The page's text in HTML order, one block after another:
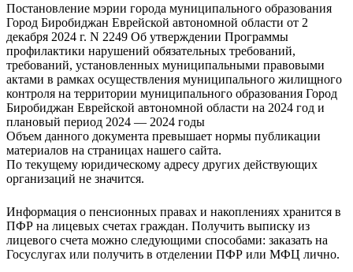
Постановление мэрии города муниципального образования
Город Биробиджан Еврейской автономной области от 2
декабря 2024 г. N 2249 Об утверждении Программы
профилактики нарушений обязательных требований,
требований, установленных муниципальными правовыми
актами в рамках осуществления муниципального жилищного
контроля на территории муниципального образования Город
Биробиджан Еврейской автономной области на 2024 год и
плановый период 2024 — 2024 годы
Объем данного документа превышает нормы публикации
материалов на страницах нашего сайта.
По текущему юридическому адресу других действующих
организаций не значится.
Информация о пенсионных правах и накоплениях хранится в
ПФР на лицевых счетах граждан. Получить выписку из
лицевого счета можно следующими способами: заказать на
Госуслугах или получить в отделении ПФР или МФЦ лично.